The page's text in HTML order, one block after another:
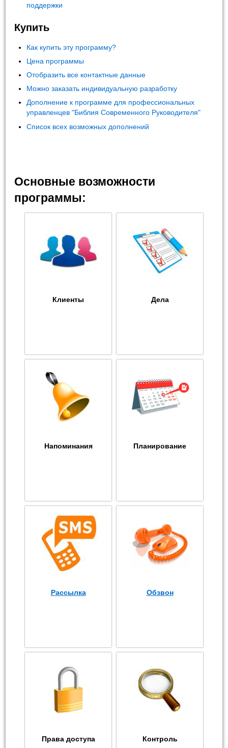
поддержки
Купить
Как купить эту программу?
Цена программы
Отобразить все контактные данные
Можно заказать индивидуальную разработку
Дополнение к программе для профессиональных
управленцев "Библия Современного Руководителя"
Список всех возможных дополнений
Основные возможности
программы:
Клиенты Дела
Напоминания Планирование
Рассылка Обзвон
Права доступа Контроль